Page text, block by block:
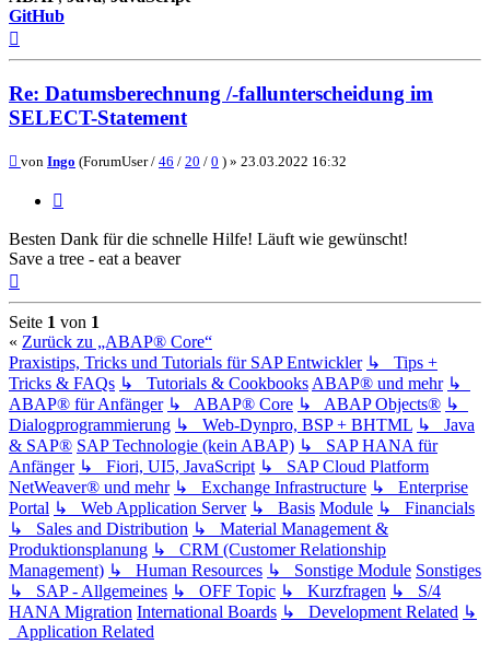
GitHub
Re: Datumsberechnung /-fallunterscheidung im
SELECT-Statement
Beitrag
von Ingo (ForumUser / 46 / 20 / 0 ) » 23.03.2022 16:32
Besten Dank für die schnelle Hilfe! Läuft wie gewünscht!
Save a tree - eat a beaver
Seite 1 von 1
« Zurück zu „ABAP® Core“
Praxistips, Tricks und Tutorials für SAP Entwickler ↳ Tips +
Tricks & FAQs ↳ Tutorials & Cookbooks ABAP® und mehr ↳
ABAP® für Anfänger ↳ ABAP® Core ↳ ABAP Objects® ↳
Dialogprogrammierung ↳ Web-Dynpro, BSP + BHTML ↳ Java
& SAP® SAP Technologie (kein ABAP) ↳ SAP HANA für
Anfänger ↳ Fiori, UI5, JavaScript ↳ SAP Cloud Platform
NetWeaver® und mehr ↳ Exchange Infrastructure ↳ Enterprise
Portal ↳ Web Application Server ↳ Basis Module ↳ Financials
↳ Sales and Distribution ↳ Material Management &
Produktionsplanung ↳ CRM (Customer Relationship
Management) ↳ Human Resources ↳ Sonstige Module Sonstiges
↳ SAP - Allgemeines ↳ OFF Topic ↳ Kurzfragen ↳ S/4
HANA Migration International Boards ↳ Development Related ↳
Application Related